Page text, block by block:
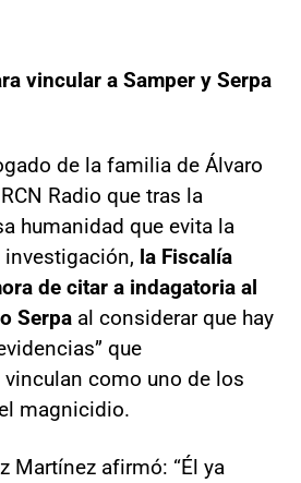
vincular a Samper y Serpa
de la familia de Álvaro
Radio que tras la
humanidad que evita la
la Fiscalía
de citar a indagatoria al
Serpa al considerar que hay
que
como uno de los
magnicidio.
Martínez afirmó: “Él ya